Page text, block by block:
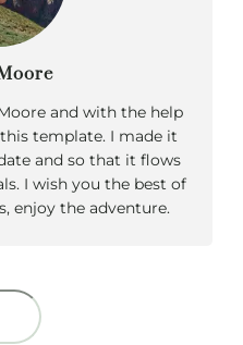
and with the help
template. I made it
and so that it flows
I wish you the best of
enjoy the adventure.